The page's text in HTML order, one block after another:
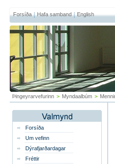
Forsíða Hafa samband English
Þingeyrarvefurinn > Myndaalbúm >
Forsíða
Um vefinn
Dýrafjarðardagar
Fréttir